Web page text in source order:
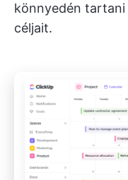
könnyedén tartani
céljait.